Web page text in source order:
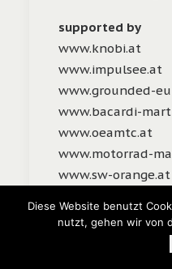
supported by
www.knobi.at
www.impulsee.at
www.grounded-
www.bacardi-
www.oeamtc.at
www.motorrad-
www.sw-orange.at
Diese Website benutzt
nutzt, gehen wir von